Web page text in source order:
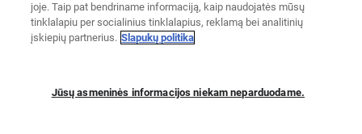
joje. Taip pat bendriname informaciją, kaip naudojatės mūsų
tinklalapiu per socialinius tinklalapius, reklamą bei analitinių
įskiepių partnerius. Slapukų politika
Jūsų asmeninės informacijos niekam neparduodame.